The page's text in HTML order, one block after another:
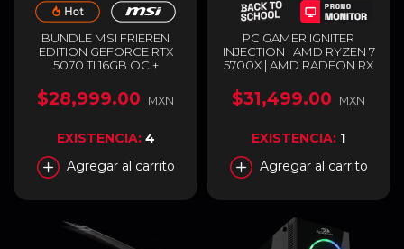
BUNDLE MSI FRIEREN
EDITION GEFORCE RTX
5070 TI 16GB OC +
MOUSEPAD GAMER |
GDDR7 | EDICIÓN
$28,999.00 MXN
EXISTENCIA: 4
Agregar al carrito
PC GAMER IGNITER
INJECTION | AMD RYZEN 7
5700X | AMD RADEON RX
DDR4 | SSD 1TB M.2 +
MONITOR DE 27" DE
CONTADO
$31,499.00 MXN
EXISTENCIA: 1
Agregar al carrito